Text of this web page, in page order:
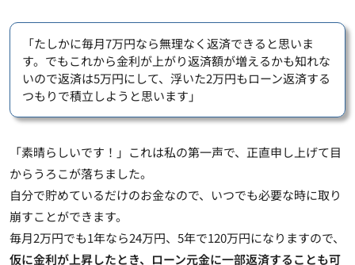
「たしかに毎月7万円なら無理なく返済できると思いま
す。でもこれから金利が上がり返済額が増えるかも知れな
いので返済は5万円にして、浮いた2万円もローン返済する
つもりで積立しようと思います」
「素晴らしいです！」これは私の第一声で、正直申し上げて目
からうろこが落ちました。
自分で貯めているだけのお金なので、いつでも必要な時に取り
崩すことができます。
毎月2万円でも1年なら24万円、5年で120万円になりますので、
仮に金利が上昇したとき、ローン元金に一部返済することも可